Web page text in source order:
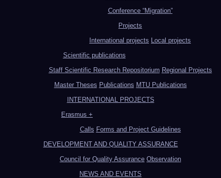
Conference “Migration”
Projects
International projects Local projects
Scientific publications
Staff Scientific Research Repositorium Regional Projects
Master Theses Publications MTU Publications
INTERNATIONAL PROJECTS
Erasmus +
Calls Forms and Project Guidelines
DEVELOPMENT AND QUALITY ASSURANCE
Council for Quality Assurance Observation
NEWS AND EVENTS